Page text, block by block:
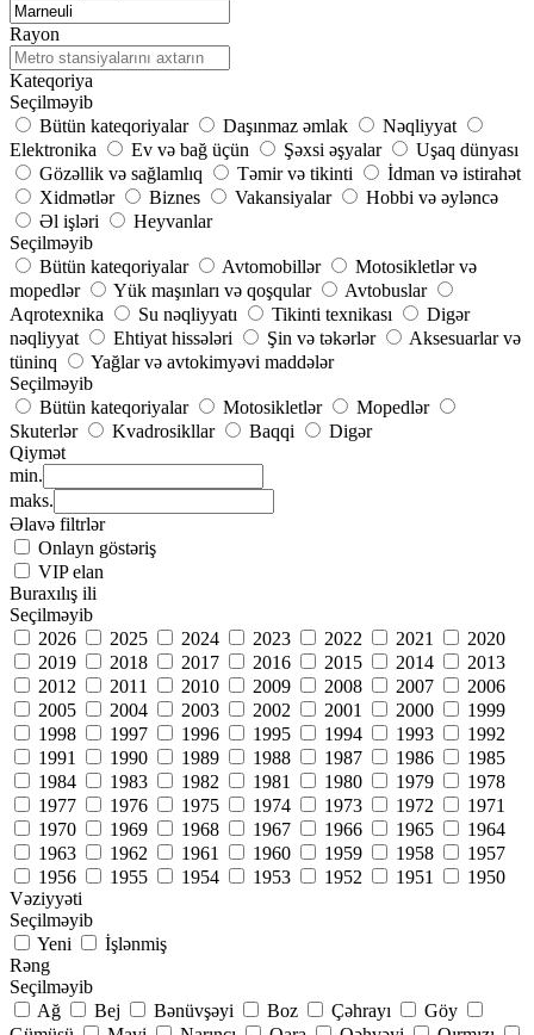
Rayon
Kateqoriya
Seçilməyib
Bütün kateqoriyalar
Daşınmaz əmlak
Nəqliyyat
Elektronika
Ev və bağ üçün Şəxsi əşyalar
Uşaq dünyası
Gözəllik və sağlamlıq
Təmir və tikinti
İdman və istirahət
Xidmətlər
Biznes Vakansiyalar
Hobbi və əyləncə
Əl işləri
Heyvanlar
Seçilməyib
Bütün kateqoriyalar
Avtomobillər
Motosikletlər və
mopedlər
Yük maşınları və qoşqular
Avtobuslar
Aqrotexnika
Su nəqliyyatı Tikinti texnikası
Digər
nəqliyyat
Ehtiyat hissələri Şin və təkərlər
Aksesuarlar və
tüninq
Yağlar və avtokimyəvi maddələr
Seçilməyib
Bütün kateqoriyalar
Motosikletlər
Mopedlər
Skuterlər
Kvadrosikllar Baqqi
Digər
Qiymət
min.
maks.
Əlavə filtrlər
Onlayn göstəriş
VIP elan
Buraxılış ili
Seçilməyib
2026
2025 2024 2023 2022 2021
2020
2019
2018 2017 2016 2015 2014
2013
2012
2011 2010 2009 2008 2007
2006
2005
2004 2003 2002 2001 2000
1999
1998
1997 1996 1995 1994 1993
1992
1991
1990 1989 1988 1987 1986
1985
1984
1983 1982 1981 1980 1979
1978
1977
1976 1975 1974 1973 1972
1971
1970
1969 1968 1967 1966 1965
1964
1963
1962 1961 1960 1959 1958
1957
1956
1955 1954 1953 1952 1951
1950
Vəziyyəti
Seçilməyib
Yeni
İşlənmiş
Rəng
Seçilməyib
Ağ
Bej Bənüvşəyi Boz Çəhrayı
Göy